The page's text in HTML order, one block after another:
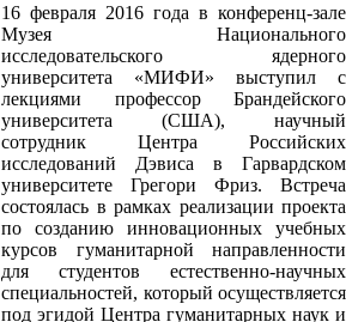
16 февраля 2016 года в конференц-зале
Музея Национального
исследовательского ядерного
университета «МИФИ» выступил с
лекциями профессор Брандейского
университета (США), научный
сотрудник Центра Российских
исследований Дэвиса в Гарвардском
университете Грегори Фриз. Встреча
состоялась в рамках реализации проекта
по созданию инновационных учебных
курсов гуманитарной направленности
для студентов естественно-научных
специальностей, который осуществляется
под эгидой Центра гуманитарных наук и